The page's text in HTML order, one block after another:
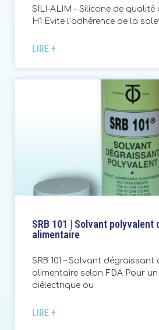
SILI-ALIM – Silicone de qualité
H1 Evite l’adhérence de la
LIRE +
SRB 101 | Solvant polyvalent
alimentaire
SRB 101 – Solvant
alimentaire selon FDA Pour
diélectrique ou
LIRE +